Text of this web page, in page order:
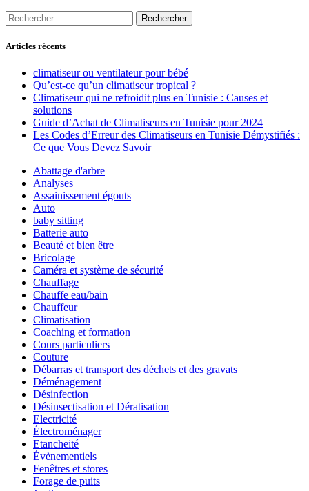
Rechercher :
Articles récents
climatiseur ou ventilateur pour bébé
Qu’est-ce qu’un climatiseur tropical ?
Climatiseur qui ne refroidit plus en Tunisie : Causes et
solutions
Guide d’Achat de Climatiseurs en Tunisie pour 2024
Les Codes d’Erreur des Climatiseurs en Tunisie Démystifiés :
Ce que Vous Devez Savoir
Abattage d'arbre
Analyses
Assainissement égouts
Auto
baby sitting
Batterie auto
Beauté et bien être
Bricolage
Caméra et système de sécurité
Chauffage
Chauffe eau/bain
Chauffeur
Climatisation
Coaching et formation
Cours particuliers
Couture
Débarras et transport des déchets et des gravats
Déménagement
Désinfection
Désinsectisation et Dératisation
Electricité
Électroménager
Etancheité
Évènementiels
Fenêtres et stores
Forage de puits